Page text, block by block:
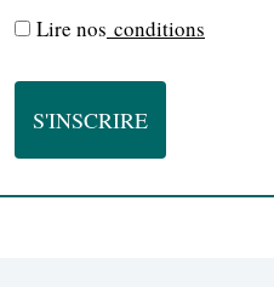
Lire nos conditions